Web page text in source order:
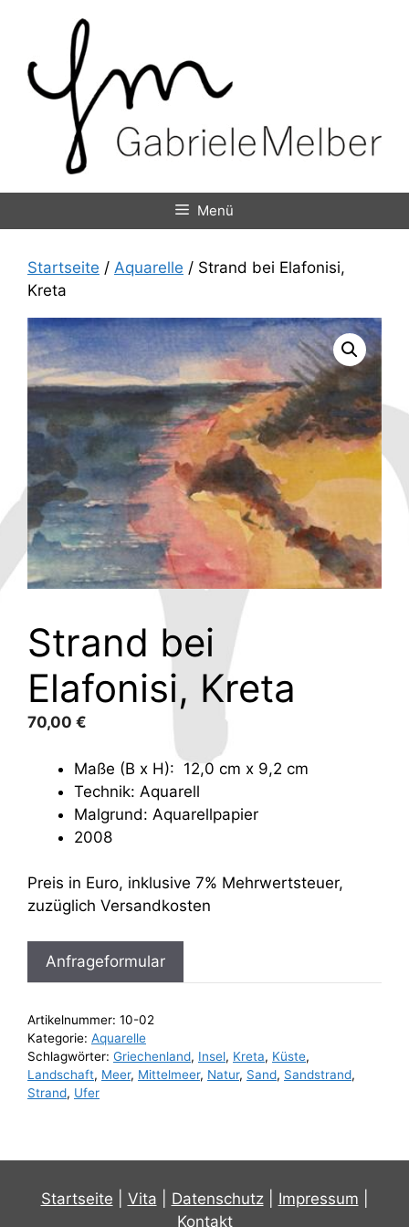
Menü
Startseite / Aquarelle / Strand bei Elafonisi,
Kreta
Strand bei
Elafonisi, Kreta
70,00 €
Maße (B x H): 12,0 cm x 9,2 cm
Technik: Aquarell
Malgrund: Aquarellpapier
2008
Preis in Euro, inklusive 7% Mehrwertsteuer,
zuzüglich Versandkosten
Anfrageformular
Artikelnummer: 10-02
Kategorie: Aquarelle
Schlagwörter: Griechenland, Insel, Kreta, Küste,
Landschaft, Meer, Mittelmeer, Natur, Sand, Sandstrand,
Strand, Ufer
Startseite Vita Datenschutz Impressum
Kontakt